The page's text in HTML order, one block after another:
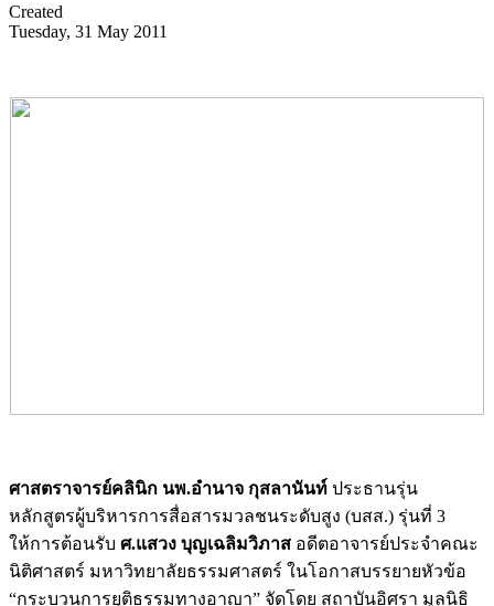
Created
Tuesday, 31 May 2011
ศาสตราจารย์คลินิก นพ.อำนาจ กุสลานันท์ ประธานรุ่น
หลักสูตรผู้บริหารการสื่อสารมวลชนระดับสูง (บสส.) รุ่นที่ 3
ให้การต้อนรับ ศ.แสวง บุญเฉลิมวิภาส อดีตอาจารย์ประจำคณะ
นิติศาสตร์ มหาวิทยาลัยธรรมศาสตร์ ในโอกาสบรรยายหัวข้อ
“กระบวนการยุติธรรมทางอาญา” จัดโดย สถาบันอิศรา มูลนิธิ